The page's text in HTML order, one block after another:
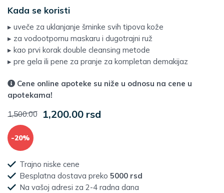
Kada se koristi
▸ uveče za uklanjanje šminke svih tipova kože
▸ za vodootpornu maskaru i dugotrajni ruž
▸ kao prvi korak double cleansing metode
▸ pre gela ili pene za pranje za kompletan demakijaz
Cene online apoteke su niže u odnosu na cene u
apotekama!
1,500.00
1,200.00 rsd
-20%
Trajno niske cene
Besplatna dostava preko 5000 rsd
Na vašoj adresi za 2-4 radna dana